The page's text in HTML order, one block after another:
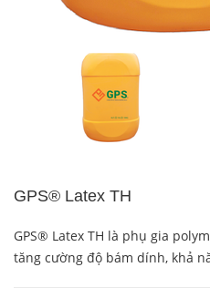
GPS® Latex TH
GPS® Latex TH là phụ gia
tăng cường độ bám dính, khả